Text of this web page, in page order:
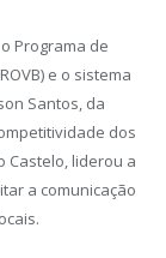
Programa de
e o sistema
Santos, da
dos
Castelo, liderou a
a comunicação